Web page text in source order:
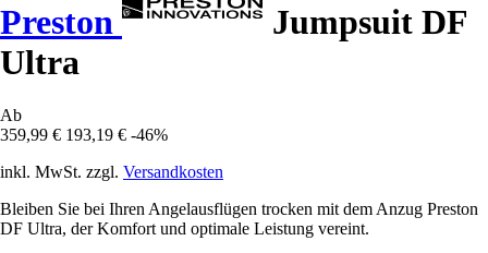
Preston
Jumpsuit DF
Ultra
Ab
359,99 € 193,19 € -46%
inkl. MwSt. zzgl. Versandkosten
Bleiben Sie bei Ihren Angelausflügen trocken mit dem Anzug Preston
DF Ultra, der Komfort und optimale Leistung vereint.